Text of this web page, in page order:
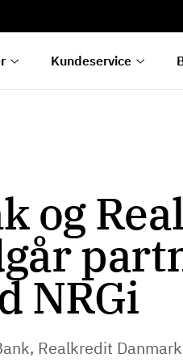
Kundeservice
og
NRGi
Realkredit